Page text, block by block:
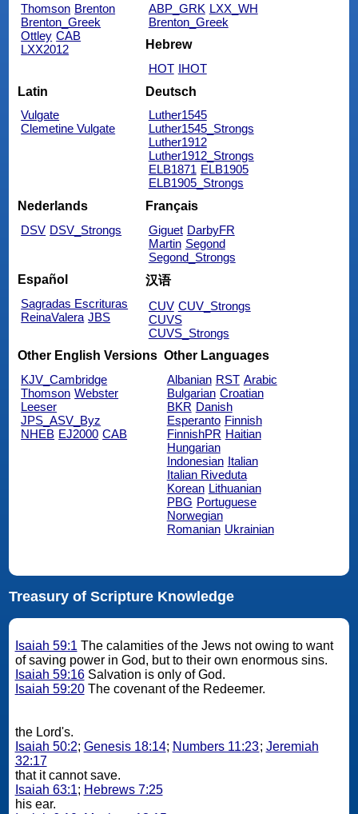
Thomson Brenton
Brenton_Greek
Ottley CAB
LXX2012
ABP_GRK LXX_WH
Brenton_Greek
Hebrew
HOT IHOT
Latin
Vulgate
Clemetine Vulgate
Deutsch
Luther1545
Luther1545_Strongs
Luther1912
Luther1912_Strongs
ELB1871 ELB1905
ELB1905_Strongs
Nederlands
DSV DSV_Strongs
Français
Giguet DarbyFR
Martin Segond
Segond_Strongs
Español
Sagradas Escrituras
ReinaValera JBS
汉语
CUV CUV_Strongs
CUVS
CUVS_Strongs
Other English Versions
KJV_Cambridge
Thomson Webster
Leeser
JPS_ASV_Byz
NHEB EJ2000 CAB
Other Languages
Albanian RST Arabic
Bulgarian Croatian
BKR Danish
Esperanto Finnish
FinnishPR Haitian
Hungarian
Indonesian Italian
Italian Riveduta
Korean Lithuanian
PBG Portuguese
Norwegian
Romanian Ukrainian
Treasury of Scripture Knowledge
Isaiah 59:1 The calamities of the Jews not owing to want
of saving power in God, but to their own enormous sins.
Isaiah 59:16Salvation is only of God.
Isaiah 59:20The covenant of the Redeemer.
the Lord's.
Isaiah 50:2; Genesis 18:14; Numbers 11:23; Jeremiah
32:17
that it cannot save.
Isaiah 63:1; Hebrews 7:25
his ear.